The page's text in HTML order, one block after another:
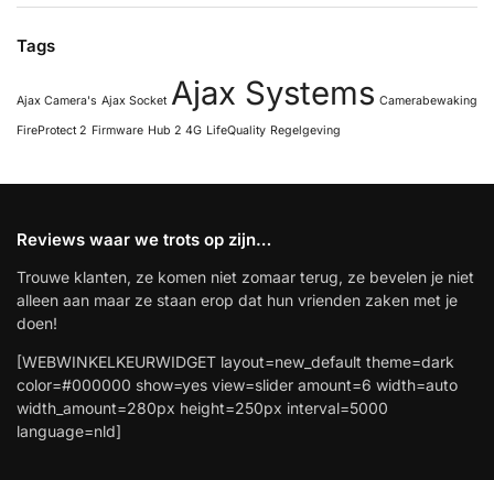
Tags
Ajax Camera's Ajax Socket Ajax Systems Camerabewaking
FireProtect 2 Firmware Hub 2 4G LifeQuality Regelgeving
Reviews waar we trots op zijn…
Trouwe klanten, ze komen niet zomaar terug, ze bevelen je niet
alleen aan maar ze staan erop dat hun vrienden zaken met je
doen!
[WEBWINKELKEURWIDGET layout=new_default theme=dark
color=#000000 show=yes view=slider amount=6 width=auto
width_amount=280px height=250px interval=5000
language=nld]